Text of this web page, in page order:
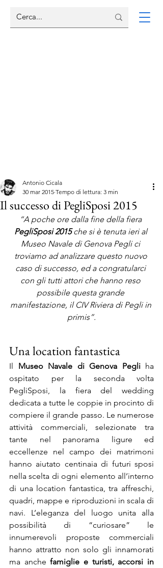
Il successo di PegliSposi 2015
Antonio Cicala
30 mar 2015 Tempo di lettura: 3 min
“A poche ore dalla fine della fiera
PegliSposi 2015 che si è tenuta ieri al
Museo Navale di Genova Pegli ci
troviamo ad analizzare questo nuovo
caso di successo, ed a congratularci
con gli tutti attori che hanno reso
possibile questa grande
manifestazione, il CIV Riviera di Pegli in
primis”.
Una location fantastica
Il Museo Navale di Genova Pegli ha
ospitato per la seconda volta
PegliSposi, la fiera del wedding
dedicata a tutte le coppie in procinto di
compiere il grande passo. Le numerose
attività commerciali, selezionate tra
tante nel panorama ligure ed
eccellenze nel campo dei matrimoni
hanno aiutato centinaia di futuri sposi
nella scelta di ogni elemento all’interno
di una location fantastica, tra affreschi,
quadri, mappe e riproduzioni in scala di
navi. L’eleganza del luogo unita alla
possibilità di “curiosare” le
innumerevoli proposte commerciali
hanno attratto non solo gli innamorati
ma anche famiglie e turisti, accorsi in